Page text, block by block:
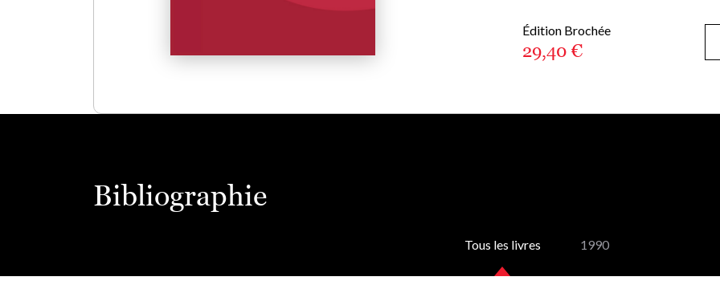
Édition Brochée
29,40 €
Bibliographie
Tous les livres 1990